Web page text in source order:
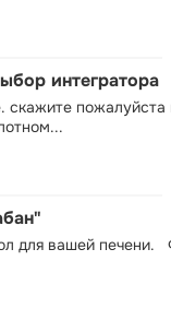
интегратора
скажите пожалуйста
для вашей печени.